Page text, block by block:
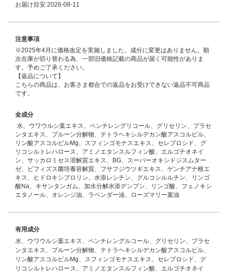
お届け目安:2026-08-11
注意事項
※2025年4月に価格改定を実施しました。成分に変更はありません。順
次在庫が切り替わる為、一部旧価格記載の商品が届く可能性がありま
す。予めご了承ください。
【返品について】
こちらの商品は、お客さま都合での返品をお受けできない返品不可商品
です。
全成分
水、ウワウルシ葉エキス、ペンチレングリコール、グリセリン、プラセ
ンタエキス、プルーン分解物、テトラヘキシルデカン酸アスコルビル、
リン酸アスコルビルMg、スフィンゴモナスエキス、セレブロシド、グ
リコシルトレハロース、アミノエタンスルフィン酸、エルゴチオネイ
ン、サッカロミセス溶解質エキス、BG、スーパーオキシドジスムター
ゼ、ビフィズス菌培養容解質、フサフジウツギエキス、ゲンチアナ根エ
キス、ヒドロキシプロリン、水添レシチン、グルコシルルチン、リンゴ
酸Na、キサンタンガム、加水分解水添デンプン、リンゴ酸、フェノキシ
エタノール、オレンジ油、ラベンダー油、ローズマリー葉油
有用成分
水、ウワウルシ葉エキス、ペンチレングルコール、グリセリン、プラセ
ンタエキス、プルーン分解物、テトラヘキシルデカン酸アスコルビル、
リン酸アスコルビルMg、スフィンゴモナスエキス、セレプロシド、グ
リコシルトレハロース、アミノエタンスルフィン酸、エルゴチオネイ